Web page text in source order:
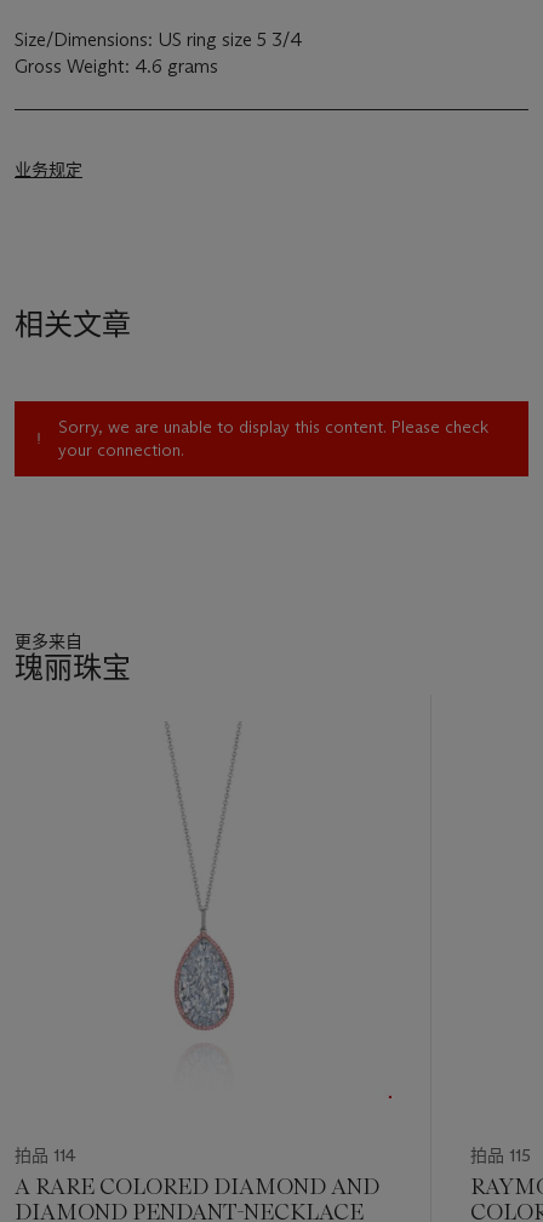
Size/Dimensions: US ring size 5 3/4
Gross Weight: 4.6 grams
业务规定
相关文章
Sorry, we are unable to display this content. Please check
your connection.
更多来自
瑰丽珠宝
拍品 114
A RARE COLORED DIAMOND AND
DIAMOND PENDANT-NECKLACE
拍品 115